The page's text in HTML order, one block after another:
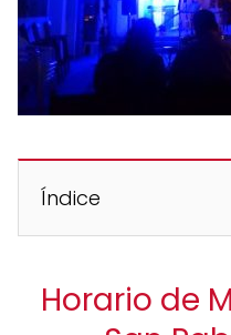
Índice
Horario de